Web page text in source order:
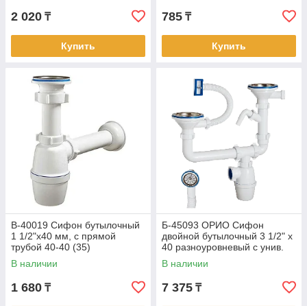
2 020 ₸
Купить
785 ₸
Купить
В-40019 Сифон бутылочный
1 1/2"х40 мм, с прямой
трубой 40-40 (35)
В наличии
1 680 ₸
Б-45093 ОРИО Сифон
двойной бутылочный 3 1/2" х
40 разноуровневый с унив.
перел. и одним отводом (15)
В наличии
7 375 ₸